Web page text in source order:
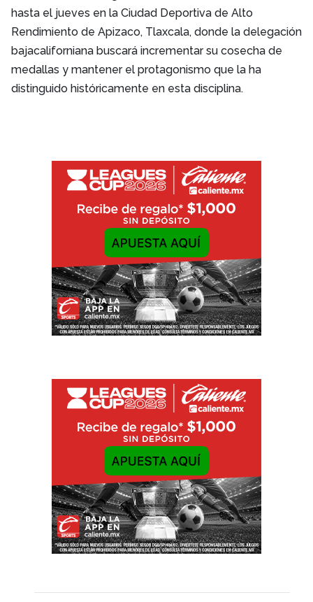
hasta el jueves en la Ciudad Deportiva de Alto
Rendimiento de Apizaco, Tlaxcala, donde la delegación
bajacaliforniana buscará incrementar su cosecha de
medallas y mantener el protagonismo que la ha
distinguido históricamente en esta disciplina.